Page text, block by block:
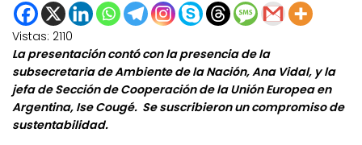
Vistas: 2110
La presentación contó con la presencia de la
subsecretaria de Ambiente de la Nación, Ana Vidal, y la
jefa de Sección de Cooperación de la Unión Europea en
Argentina, Ise Cougé. Se suscribieron un compromiso de
sustentabilidad.